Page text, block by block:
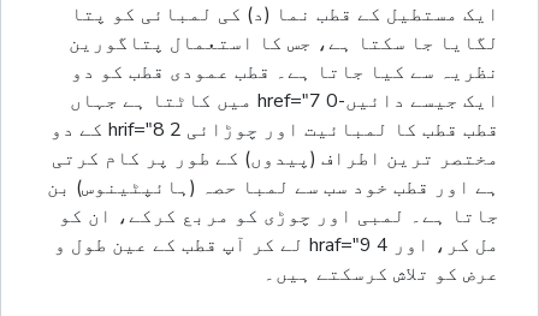
ایک مستطیل کے قطب نما (د) کی لمبائی کو پتا
لگایا جا سکتا ہے، جس کا استعمال پتاگورین
نظریہ سے کیا جاتا ہے۔ قطب عمودی قطب کو دو
ایک جیسے دائیں-0 href="7 میں کاٹتا ہے جہاں
قطب قطب کا لمبائیت اور چوڑائی 2 hrif="8 کے دو
مختصر ترین اطراف (پیدوں) کے طور پر کام کرتی
ہے اور قطب خود سب سے لمبا حصہ (ہائپٹینوس) بن
جاتا ہے۔ لمبی اور چوڑی کو مربع کرکے، ان کو
مل کر، اور 4 hraf="9 لے کر آپ قطب کے عین طول و
عرض کو تلاش کرسکتے ہیں۔